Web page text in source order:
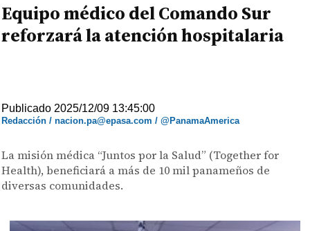
Equipo médico del Comando Sur
reforzará la atención hospitalaria
Publicado 2025/12/09 13:45:00
Redacción / nacion.pa@epasa.com / @PanamaAmerica
La misión médica “Juntos por la Salud” (Together for
Health), beneficiará a más de 10 mil panameños de
diversas comunidades.